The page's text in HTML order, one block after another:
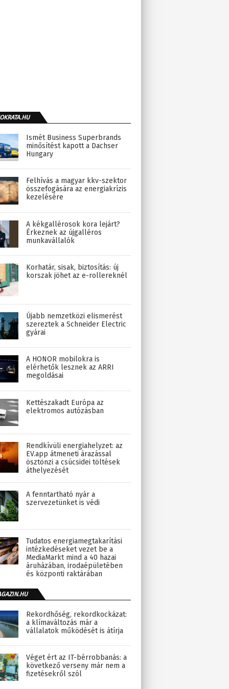
Ismét Business Superbrands
minősítést kapott a Dachser
Hungary
Felhívás a magyar kkv-szektor
összefogására az energiakrízis
kezelésére
A kékgallérosok kora lejárt?
Érkeznek az újgalléros
munkavállalók
Korhatár, sisak, biztosítás: új
korszak jöhet az e-rollereknél
Újabb nemzetközi elismerést
szereztek a Schneider Electric
gyárai
A HONOR mobilokra is
elérhetők lesznek az ARRI
megoldásai
Kettészakadt Európa az
elektromos autózásban
Rendkívüli energiahelyzet: az
EV.app átmeneti árazással
ösztönzi a csúcsidei töltések
áthelyezését
A fenntartható nyár a
szervezetünket is védi
Tudatos energiamegtakarítási
intézkedéseket vezet be a
MediaMarkt mind a 40 hazai
áruházában, irodaépületében
és központi raktárában
Rekordhőség, rekordkockázat:
a klímaváltozás már a
vállalatok működését is átírja
Véget ért az IT-bérrobbanás: a
következő verseny már nem a
fizetésekről szól